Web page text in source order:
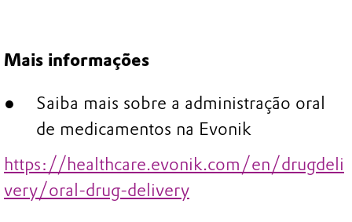
Mais informações
Saiba mais sobre a administração oral
de medicamentos na Evonik
https://healthcare.evonik.com/en/drugdeli
very/oral-drug-delivery